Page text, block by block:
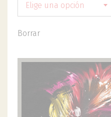
Elige una opción
Borrar